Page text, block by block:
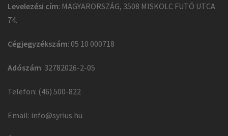
Levelezési cím: MAGYARORSZÁG, 3508 MISKOLC FUTÓ UTCA
74.
Cégjegyzékszám: 05 10 000718
Adószám: 32782026-2-05
Telefon: (46) 500-822
Email: info@syrius.hu